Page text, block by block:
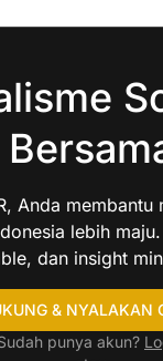
Anda
lebih
dan insight
& NYALAKAN
punya akun?